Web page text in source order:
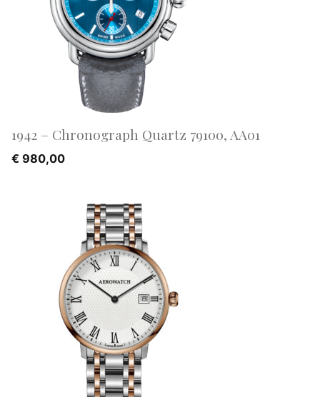
1942 – Chronograph Quartz 79100, AA01
€ 980,00